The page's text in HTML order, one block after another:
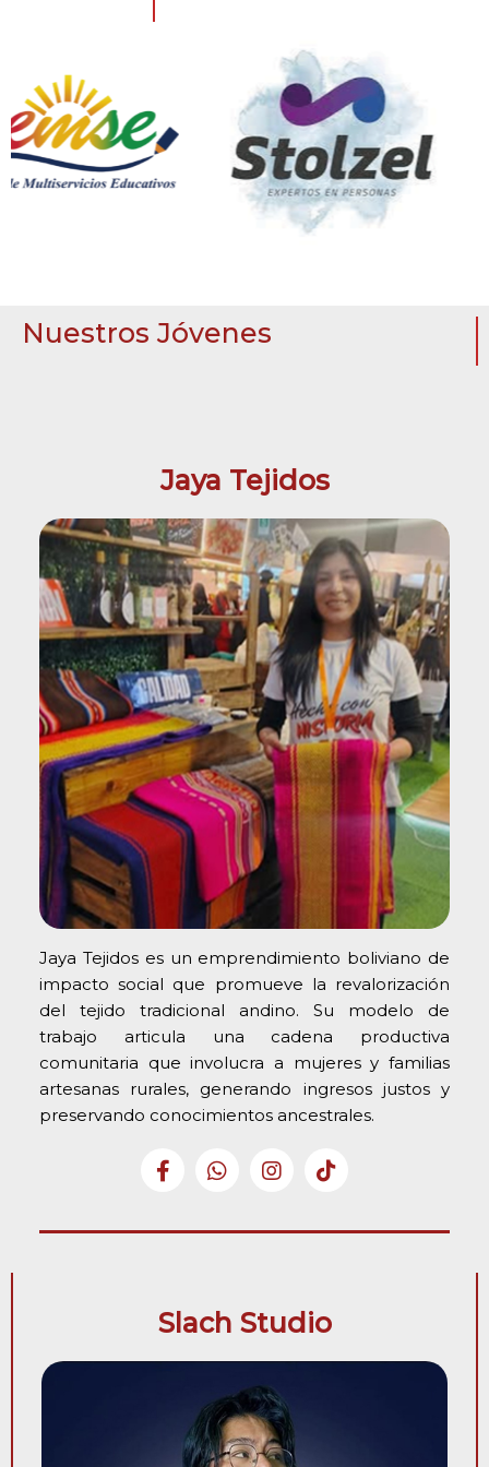
Nuestros Jóvenes
Jaya Tejidos
Jaya Tejidos es un emprendimiento boliviano de
impacto social que promueve la revalorización
del tejido tradicional andino. Su modelo de
trabajo articula una cadena productiva
comunitaria que involucra a mujeres y familias
artesanas rurales, generando ingresos justos y
preservando conocimientos ancestrales.
Slach Studio